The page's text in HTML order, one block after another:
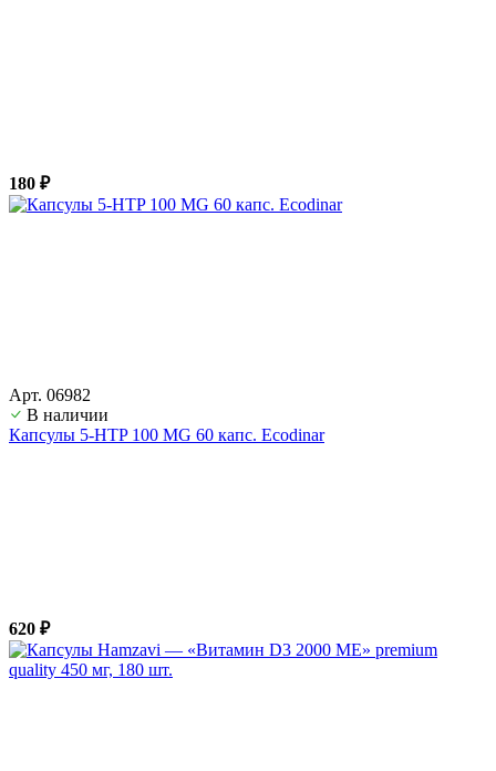
180 ₽
Арт. 06982
В наличии
Капсулы 5-HTP 100 MG 60 капс. Ecodinar
620 ₽